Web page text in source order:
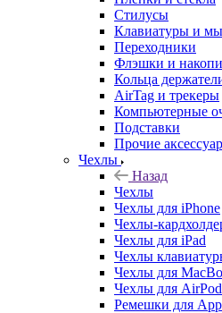
Стилусы
Клавиатуры и
Переходники
Флэшки и
Кольца
AirTag и трекеры
Компьютерные
Подставки
Прочие
Чехлы
Назад
Чехлы
Чехлы для iPhone
Чехлы-
Чехлы для iPad
Чехлы
Чехлы для
Чехлы для
Ремешки для